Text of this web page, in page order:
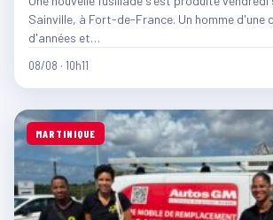
Sainville, à Fort-de-France. Un homme d'une
d'années et…
08/08 · 10h11
MARTINIQUE